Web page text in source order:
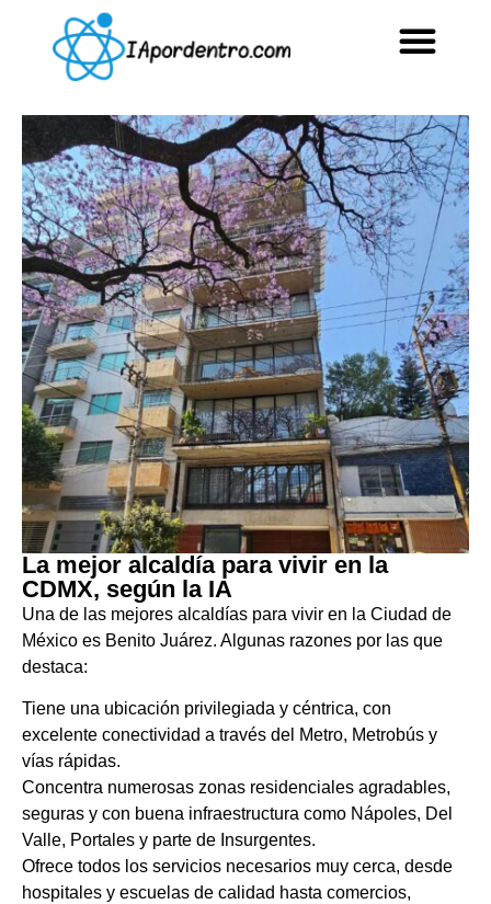
La mejor alcaldía para vivir en la
CDMX, según la IA
Una de las mejores alcaldías para vivir en la Ciudad de
México es Benito Juárez. Algunas razones por las que
destaca:
Tiene una ubicación privilegiada y céntrica, con
excelente conectividad a través del Metro, Metrobús y
vías rápidas.
Concentra numerosas zonas residenciales agradables,
seguras y con buena infraestructura como Nápoles, Del
Valle, Portales y parte de Insurgentes.
Ofrece todos los servicios necesarios muy cerca, desde
hospitales y escuelas de calidad hasta comercios,